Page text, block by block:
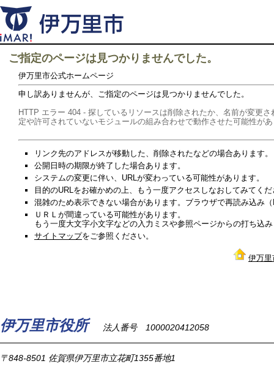
ご指定のページは見つかりませんでした。
伊万里市公式ホームページ
申し訳ありませんが、ご指定のページは見つかりませんでした。
HTTP エラー 404 - 探しているリソースは削除されたか、名前が変更
定や許可されていないモジュールの組み合わせで動作させた可能性が
リンク先のアドレスが移動した、削除されたなどの場合あります。
公開日時の期限が終了した場合あります。
システムの変更に伴い、URLが変わっている可能性があります。
目的のURLをお確かめの上、もう一度アクセスしなおしてみてく
混雑のため表示できない場合があります。ブラウザで再読み込み
ＵＲＬが間違っている可能性があります。
もう一度大文字小文字などの入力ミスや参照ページからの打ち込
サイトマップをご参照ください。
伊万里
伊万里市役所 法人番号 1000020412058
〒848-8501 佐賀県伊万里市立花町1355番地1